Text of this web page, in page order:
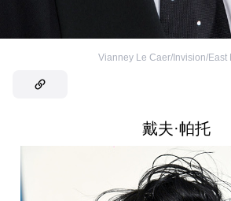
Vianney Le Caer/Invision/East
戴夫·帕托